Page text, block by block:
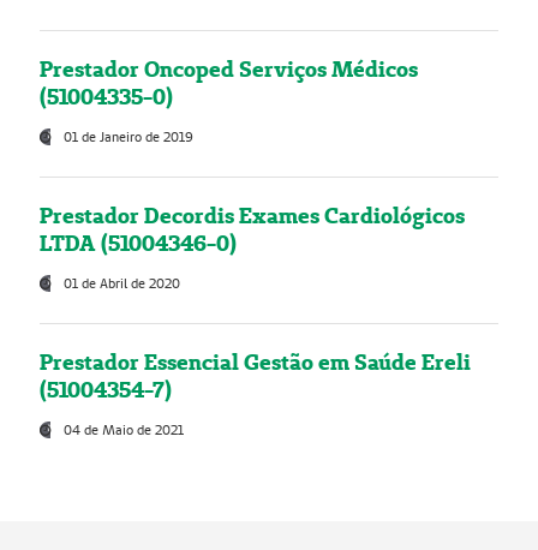
Prestador Oncoped Serviços Médicos
(51004335-0)
01 de Janeiro de 2019
Prestador Decordis Exames Cardiológicos
LTDA (51004346-0)
01 de Abril de 2020
Prestador Essencial Gestão em Saúde Ereli
(51004354-7)
04 de Maio de 2021